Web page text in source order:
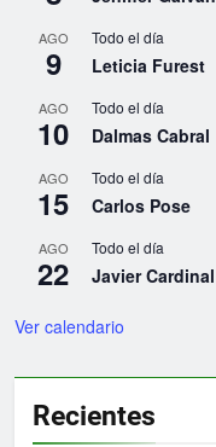
AGO
9
Todo el día
Leticia Furest
AGO
10
Todo el día
Dalmas Cabral
AGO
15
Todo el día
Carlos Pose
AGO
22
Todo el día
Javier Cardinal
Ver calendario
Recientes